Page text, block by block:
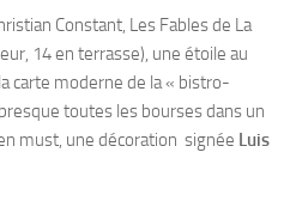
Constant, Les Fables de La
14 en terrasse), une étoile au
carte moderne de la « bistro-
toutes les bourses dans un
must, une décoration signée Luis